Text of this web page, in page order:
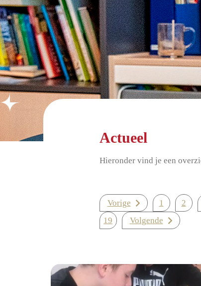
Actueel
Hieronder vind je een
Vorige 1 2
19
Volgende